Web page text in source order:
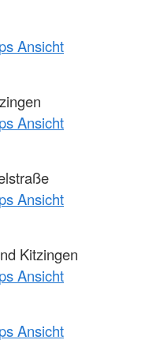
Ansicht
Ansicht
Ansicht
Kitzingen
Ansicht
Ansicht